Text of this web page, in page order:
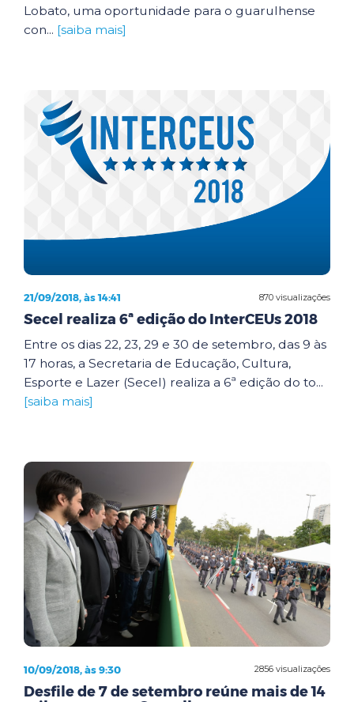
Lobato, uma oportunidade para o guarulhense
con... [saiba mais]
870 visualizações
21/09/2018, às 14:41
Secel realiza 6ª edição do InterCEUs 2018
Entre os dias 22, 23, 29 e 30 de setembro, das 9 às
17 horas, a Secretaria de Educação, Cultura,
Esporte e Lazer (Secel) realiza a 6ª edição do to...
[saiba mais]
2856 visualizações
10/09/2018, às 9:30
Desfile de 7 de setembro reúne mais de 14